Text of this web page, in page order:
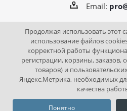
Email:
2026 © ПО
Продолжая использовать этот
использование файлов
корректной работы
регистрации, корзины, заказов,
товаров) и
Яндекс.Метрика, необходимых
качества
Понятно